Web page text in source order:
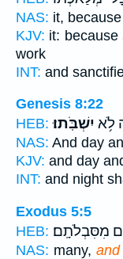
NAS: it, because
KJV: it: because
work
INT: and
Genesis 8:22
HEB:
לֹ֥א יִשְׁבֹּֽתוּ׃
NAS: And day
KJV: and day
INT: and night
Exodus 5:5
HEB: מִסִּבְלֹתָֽם׃
NAS: many,